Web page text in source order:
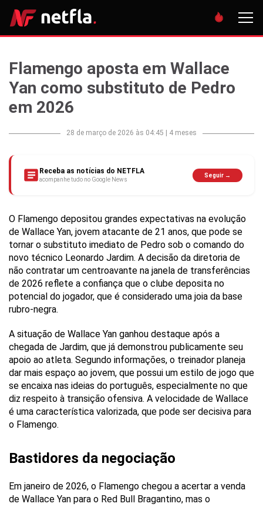
Flamengo aposta em Wallace
Yan como substituto de Pedro
em 2026
28 de março de 2026 às 04:45 4 meses
Receba as notícias do NETFLA
acompanhe tudo no Google News
Seguir →
O Flamengo depositou grandes expectativas na evolução
de Wallace Yan, jovem atacante de 21 anos, que pode se
tornar o substituto imediato de Pedro sob o comando do
novo técnico Leonardo Jardim. A decisão da diretoria de
não contratar um centroavante na janela de transferências
de 2026 reflete a confiança que o clube deposita no
potencial do jogador, que é considerado uma joia da base
rubro-negra.
A situação de Wallace Yan ganhou destaque após a
chegada de Jardim, que já demonstrou publicamente seu
apoio ao atleta. Segundo informações, o treinador planeja
dar mais espaço ao jovem, que possui um estilo de jogo que
se encaixa nas ideias do português, especialmente no que
diz respeito à transição ofensiva. A velocidade de Wallace
é uma característica valorizada, que pode ser decisiva para
o Flamengo.
Bastidores da negociação
Em janeiro de 2026, o Flamengo chegou a acertar a venda
de Wallace Yan para o Red Bull Bragantino, mas o